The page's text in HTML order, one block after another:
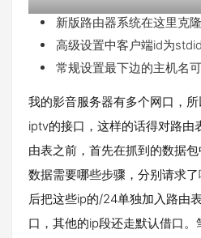
新版路由器系统在这里克
高级设置中客户端id为
常规设置最下边的主机名
我的影音服务器有多个网口，
iptv的接口，这样的话得对路由
由表之前，首先在抓到的数据
数据需要哪些步骤，分别请求
后把这些ip的/24单独加入路由
口，其他的ip段还走默认借口